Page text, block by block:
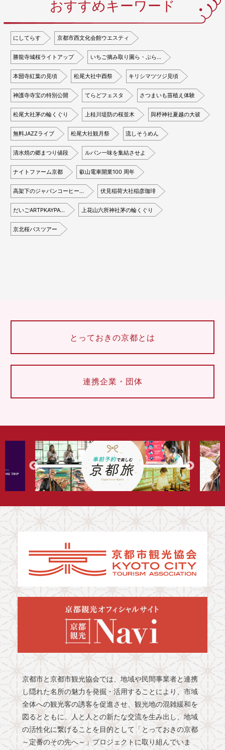
おすすめキーワード
にしてらす 京都市西文化会館ウエスティ
勝龍寺城桜ライトアップ いちご摘み取り園ら・ぷら…
本圀寺紅葉の見頃 松尾大社中酉祭 キリシマツツジ見頃
神護寺寺宝の特別公開 てらどフェスタ さつまいも苗植え体験
松尾大社茅の輪くぐり 上桂川堤防の桜並木 與杼神社夏越の大祓
無料JAZZライブ 松尾大社観月祭 流しそうめん
清水焼の郷まつり値段 ルパン一味を集結させよ
ナイトファーム京都 叡山電車開業100 周年
高架下のジャパンコーヒー… 伏見稲荷大社稲彦珈琲
だいごARTPKAYPA… 上花山六所神社茅の輪くぐり
京北桜バスツアー
とっておきの京都とは
連携企業・団体
京都市と京都市観光協会では、地域や民間事業者と連携
し隠れた名所の魅力を発掘・活用することにより、市域
全体への観光客の誘客を促進させ、観光地の混雑緩和を
図るとともに、人と人との新たな交流を生み出し、地域
の活性化に繋げることを目的として「とっておきの京都
～定番のその先へ～」プロジェクトに取り組んでいま